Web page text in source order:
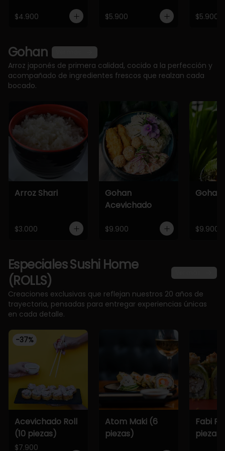
$4.900 $5.900 $5.900
Gohan
Arroz japonés de primera calidad, cocido a la perfección y
acompañado de ingredientes frescos que realzan cada
bocado.
Arroz Shari
$3.000
Gohan
Acevichado
$9.900
Gohan
$9.900
Especiales Sushi Home
(ROLLS)
Creaciones exclusivas que reflejan nuestros 20 años de
trayectoria, pensadas para entregar experiencias únicas
en cada detalle.
-37%
Acevichado Roll
(10 piezas)
$7.900
Atom Maki (6
piezas)
Fabi
piezas)